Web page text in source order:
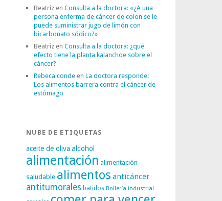
Beatriz en Consulta a la doctora: «¿A una
persona enferma de cáncer de colon se le
puede suministrar jugo de limón con
bicarbonato sódico?»
Beatriz en Consulta a la doctora: ¿qué
efecto tiene la planta kalanchoe sobre el
cáncer?
Rebeca conde en La doctora responde:
Los alimentos barrera contra el cáncer de
estómago
NUBE DE ETIQUETAS
aceite de oliva alcohol
alimentación alimentación
saludable alimentos anticáncer
antitumorales batidos Bollería industrial